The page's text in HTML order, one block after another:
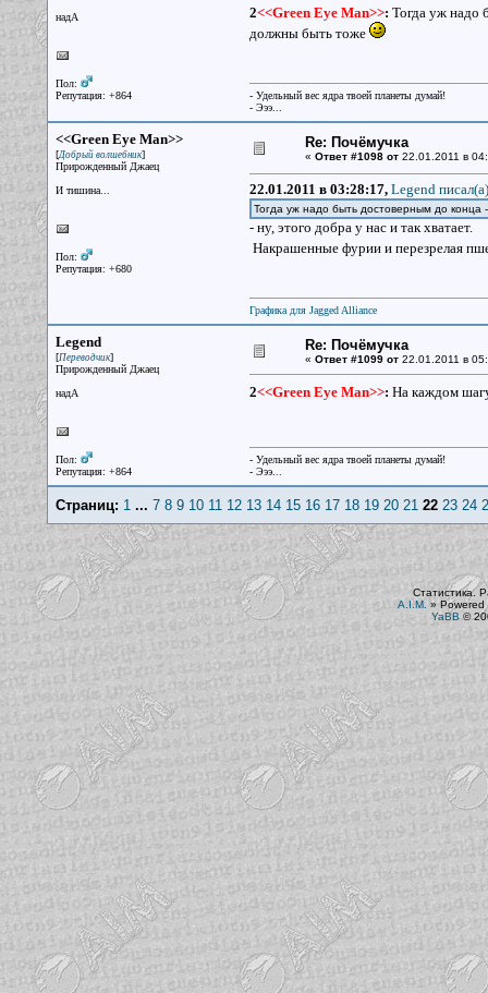
надА
Пол:
Репутация: +864
2<<Green Eye Man>>: Тогда уж надо
должны быть тоже
- Удельный вес ядра твоей планеты думай!
- Эээ...
<<Green Eye Man>>
[Добрый волшебник]
Прирожденный Джаец
И тишина...
Пол:
Репутация: +680
Re: Почёмучка
« Ответ #1098 от22.01.2011 в
22.01.2011 в 03:28:17, Legend писал(a)
Тогда уж надо быть достоверным до
- ну, этого добра у нас и так хватает.
Накрашенные фурии и перезрелая
Графика для Jagged Alliance
Legend
[Переводчик]
Прирожденный Джаец
надА
Пол:
Репутация: +864
Re: Почёмучка
« Ответ #1099 от22.01.2011 в
2<<Green Eye Man>>: На каждом
- Удельный вес ядра твоей планеты думай!
- Эээ...
Страниц: 1... 7 8 9 10 11 12 13 14 15 16 17 18 19 20 21 22 23 24
Статистика.
A.I.M. »Powered
YaBB©